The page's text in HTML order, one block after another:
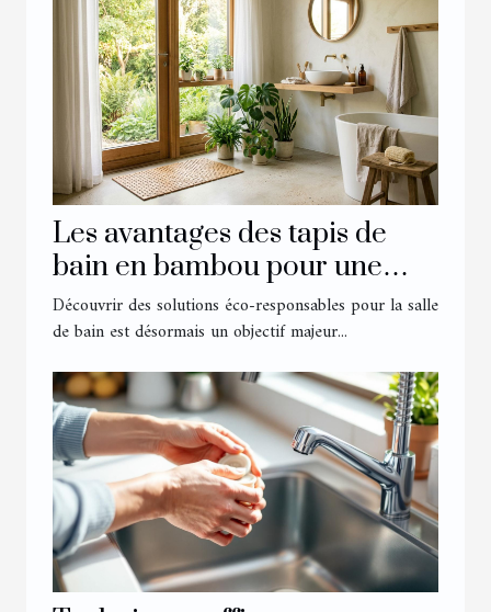
Les avantages des tapis de
bain en bambou pour une
salle éco-responsable
Découvrir des solutions éco-responsables pour la salle
de bain est désormais un objectif majeur...